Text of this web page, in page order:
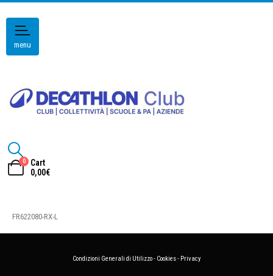
menu
0
Cart
0,00€
FR622080-RX-L
Condizioni Generali di Utilizzo- Cookies- Privacy